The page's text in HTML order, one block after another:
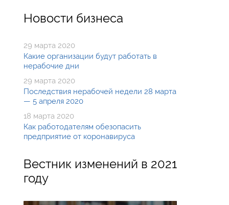
Новости бизнеса
29 марта 2020
Какие организации будут работать в
нерабочие дни
29 марта 2020
Последствия нерабочей недели 28 марта
— 5 апреля 2020
18 марта 2020
Как работодателям обезопасить
предприятие от коронавируса
Вестник изменений в 2021
году